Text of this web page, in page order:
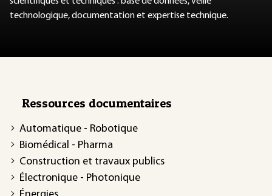
technologique, documentation et expertise technique.
Ressources documentaires
Automatique - Robotique
Biomédical - Pharma
Construction et travaux publics
Électronique - Photonique